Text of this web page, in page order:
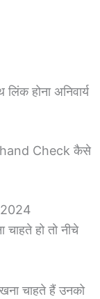
होना अनिवार्य
Check कैसे
2024
हो तो नीचे
चाहते हैं उनको